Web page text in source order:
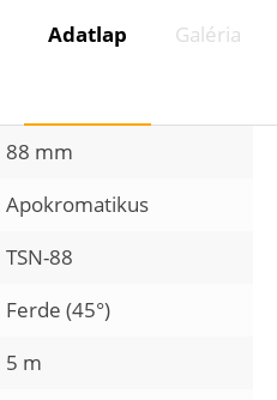
Adatlap Galéria
88 mm
Apokromatikus
TSN-88
Ferde (45°)
5 m